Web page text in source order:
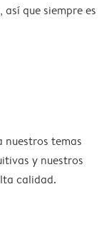
que siempre es
nuestros temas
y nuestros
calidad.